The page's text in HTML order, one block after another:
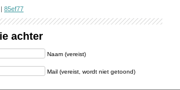
85ef77
achter
Naam (vereist)
Mail (vereist, wordt niet getoond)